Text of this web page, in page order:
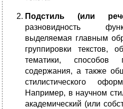
Подстиль (или
разновидность
выделяемая главным
группировки текстов,
тематики, способов
содержания, а также
стилистического
Например, в научном
академический (или